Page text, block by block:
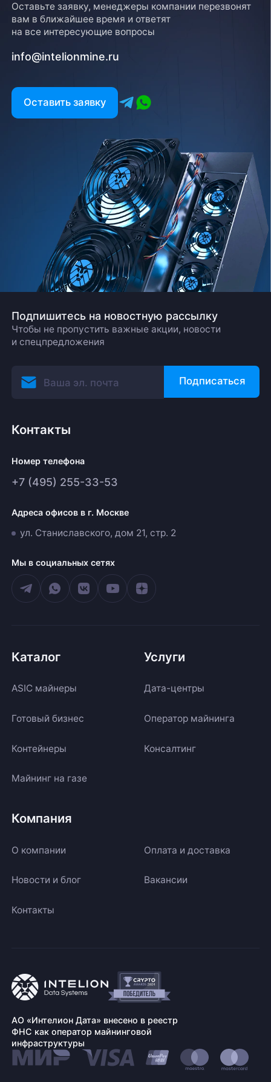
Оставьте заявку, менеджеры компании перезвонят
вам в ближайшее время и ответят
на все интересующие вопросы
info@intelionmine.ru
Оставить заявку
Подпишитесь на новостную рассылку
Чтобы не пропустить важные акции, новости
и спецпредложения
Подписаться
Контакты
Номер телефона
+7 (495) 255-33-53
Адреса офисов в г. Москве
ул. Станиславского, дом 21, стр. 2
Мы в социальных сетях
Каталог
ASIC майнеры
Готовый бизнес
Контейнеры
Майнинг на газе
Услуги
Дата-центры
Оператор майнинга
Консалтинг
Компания
О компании Оплата и доставка
Новости и блог Вакансии
Контакты
АО «Интелион Дата» внесено в реестр
ФНС как оператор майнинговой
инфраструктуры